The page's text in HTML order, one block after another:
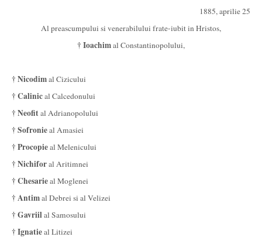
1885, aprilie 25
Al preascumpului si venerabilului frate-iubit in Hristos,
† Ioachimal Constantinopolului,
† Nicodimal Cizicului
† Calinical Calcedonului
† Neofital Adrianopolului
† Sofronieal Amasiei
† Procopieal Melenicului
† Nichiforal Aritimnei
† Chesarieal Moglenei
† Antimal Debrei si al Velizei
† Gavriilal Samosului
† Ignatieal Litizei